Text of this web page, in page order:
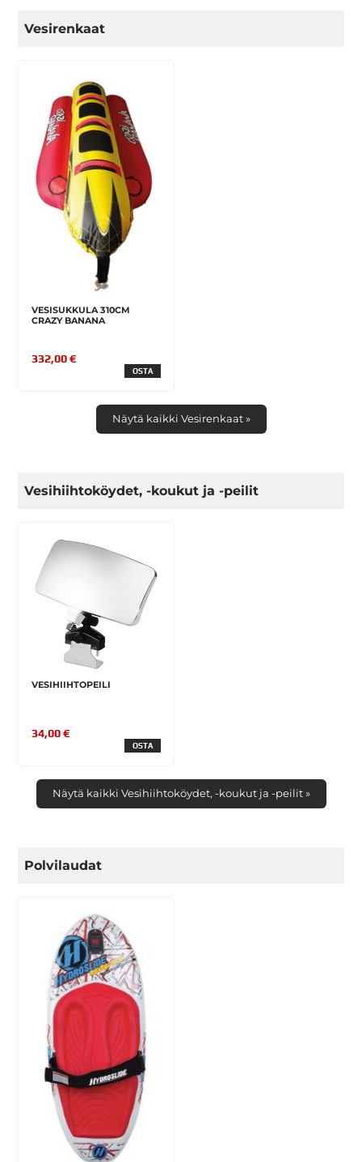
Vesirenkaat
VESISUKKULA 310CM
CRAZY BANANA
332,00 €
OSTA
Näytä kaikki Vesirenkaat »
Vesihiihtoköydet, -koukut ja -peilit
VESIHIIHTOPEILI
34,00 €
OSTA
Näytä kaikki Vesihiihtoköydet, -koukut ja -peilit »
Polvilaudat